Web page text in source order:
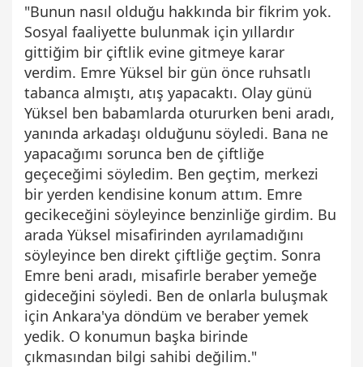
"Bunun nasıl olduğu hakkında bir fikrim yok.
Sosyal faaliyette bulunmak için yıllardır
gittiğim bir çiftlik evine gitmeye karar
verdim. Emre Yüksel bir gün önce ruhsatlı
tabanca almıştı, atış yapacaktı. Olay günü
Yüksel ben babamlarda otururken beni aradı,
yanında arkadaşı olduğunu söyledi. Bana ne
yapacağımı sorunca ben de çiftliğe
geçeceğimi söyledim. Ben geçtim, merkezi
bir yerden kendisine konum attım. Emre
gecikeceğini söyleyince benzinliğe girdim. Bu
arada Yüksel misafirinden ayrılamadığını
söyleyince ben direkt çiftliğe geçtim. Sonra
Emre beni aradı, misafirle beraber yemeğe
gideceğini söyledi. Ben de onlarla buluşmak
için Ankara'ya döndüm ve beraber yemek
yedik. O konumun başka birinde
çıkmasından bilgi sahibi değilim."